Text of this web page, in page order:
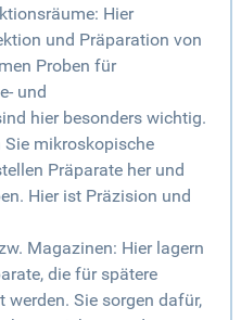
Hier
und Präparation von
Proben für
und
hier besonders wichtig.
mikroskopische
Präparate her und
Hier ist Präzision und
Magazinen: Hier lagern
die für spätere
werden. Sie sorgen dafür,